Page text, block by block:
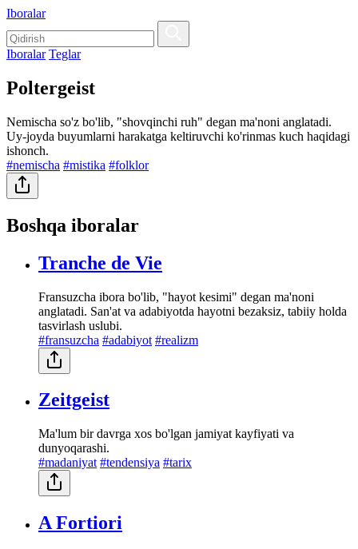
Iboralar
Iboralar Teglar
Poltergeist
Nemischa so'z bo'lib, "shovqinchi ruh" degan ma'noni anglatadi.
Uy-joyda buyumlarni harakatga keltiruvchi ko'rinmas kuch haqidagi
ishonch.
#nemischa #mistika #folklor
Boshqa iboralar
Tranche de Vie
Fransuzcha ibora bo'lib, "hayot kesimi" degan ma'noni
anglatadi. San'at va adabiyotda hayotni bezaksiz, tabiiy holda
tasvirlash uslubi.
#fransuzcha #adabiyot #realizm
Zeitgeist
Ma'lum bir davrga xos bo'lgan jamiyat kayfiyati va
dunyoqarashi.
#madaniyat #tendensiya #tarix
A Fortiori